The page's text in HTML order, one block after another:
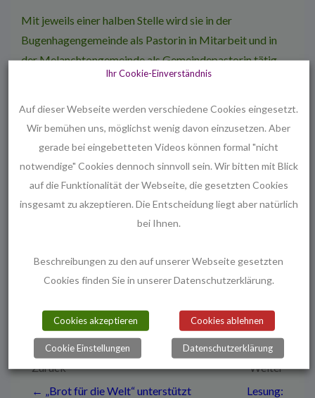
Mit jeweils einer halben Stelle wird sie in der
Bugenhagengemeinde als Pastorin in Mitarbeit und in
der Melanchtongemeinde als Gemeindepastorin tätig
Melanchthongemeinde eingeführt. Der
Ordinationsgottesdienst beginnt um 15:00 Uhr.
Wir freuen uns auf die Zusammenarbeit und wünschen ihr
Beitragsnavigation
Zurück
← „Brot für die Welt“ unterstützt
Weiter
Lesung:
Ihr Cookie-Einverständnis
Auf dieser Webseite werden verschiedene Cookies eingesetzt.
Wir bemühen uns, möglichst wenig davon einzusetzen. Aber
gerade bei eingebetteten Videos können formal "nicht
notwendige" Cookies dennoch sinnvoll sein. Wir bitten mit Blick
auf die Funktionalität der Webseite, die gesetzten Cookies
insgesamt zu akzeptieren. Die Entscheidung liegt aber natürlich
bei Ihnen.
Beschreibungen zu den auf unserer Webseite gesetzten
Cookies finden Sie in unserer Datenschutzerklärung.
Cookies akzeptieren Cookies ablehnen
Cookie Einstellungen Datenschutzerklärung